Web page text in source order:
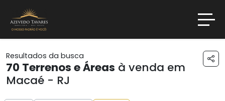
Resultados da busca
70 Terrenos e Áreas à venda em
Macaé - RJ